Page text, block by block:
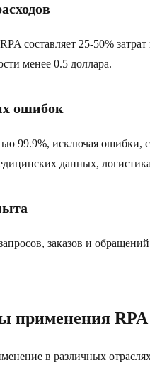
составляет 25-50%
менее 0.5 доллара.
ошибок
99.9%, исключая ошибки,
данных,
заказов и
применения RPA
в различных